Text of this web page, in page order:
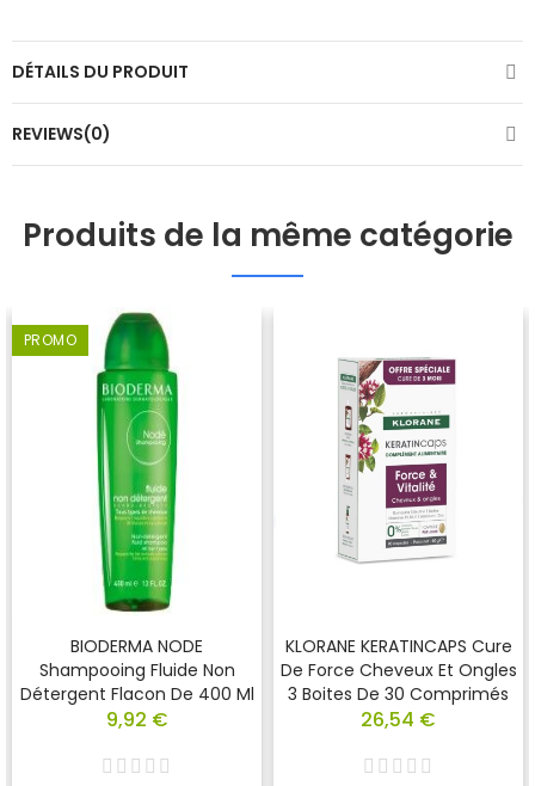
DÉTAILS DU PRODUIT
REVIEWS(0)
Produits de la même catégorie
PROMO
BIODERMA NODE
Shampooing Fluide Non
Détergent Flacon De 400 Ml
9,92 €
KLORANE KERATINCAPS Cure
De Force Cheveux Et Ongles
3 Boites De 30 Comprimés
26,54 €